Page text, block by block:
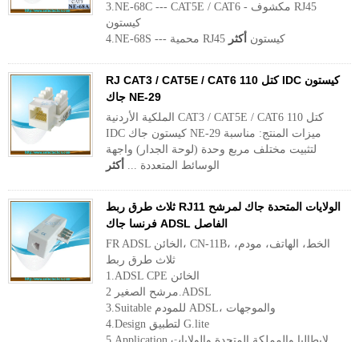
3.NE-68C --- CAT5E / CAT6 - مكشوف RJ45
كيستون
4.NE-68S --- محمية RJ45 كيستون أكثر
RJ CAT3 / CAT5E / CAT6 110 كتل IDC كيستون
جاك NE-29
الملكية الأردنية CAT3 / CAT5E / CAT6 110 كتل
IDC كيستون جاك NE-29 ميزات المنتج: مناسبة
لتثبيت مختلف مربع وحدة (لوحة الجدار) واجهة
الوسائط المتعددة ... أكثر
ثلاث طرق ربط RJ11 الولايات المتحدة جاك لمرشح
فرنسا جاك ADSL الفاصل
FR ADSL الخائن، CN-11B، الخط، الهاتف، مودم،
ثلاث طرق ربط
1.ADSL CPE الخائن
مرشح الصغير 2.ADSL
3.Suitable للمودم ADSL، والموجهات
4.Design لتطبيق G.lite